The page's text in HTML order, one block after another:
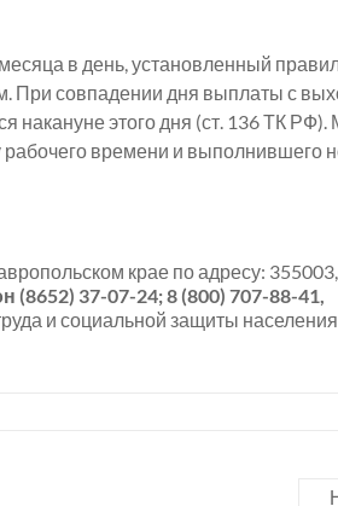
в день, установленный
При совпадении дня выплаты с
этого дня (ст. 136 ТК РФ).
времени и выполнившего
крае по адресу:
(8652) 37-07-24; 8 (800) 707-88-41,
и социальной защиты